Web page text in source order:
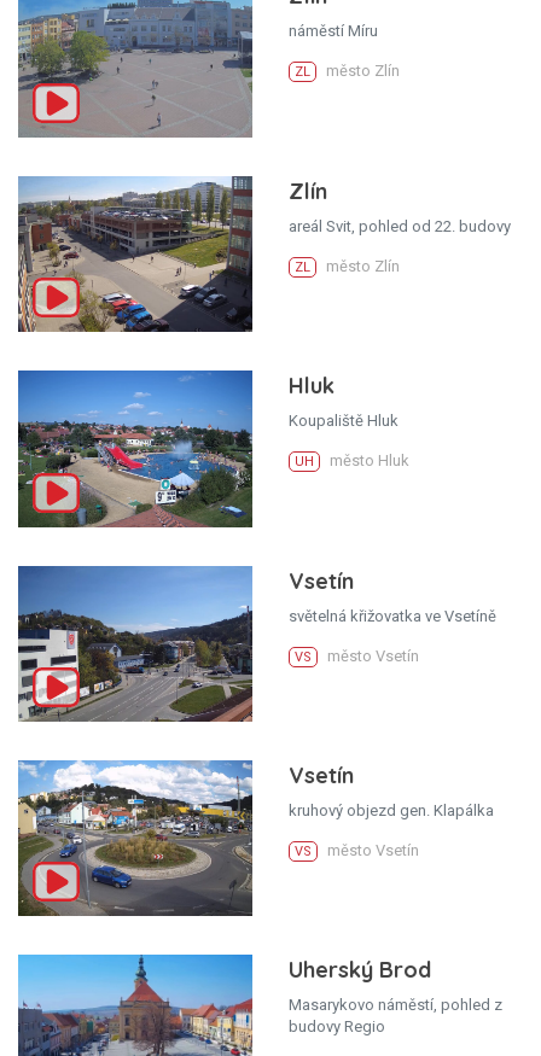
náměstí Míru
ZL město Zlín
Zlín
areál Svit, pohled od 22. budovy
ZL město Zlín
Hluk
Koupaliště Hluk
UH město Hluk
Vsetín
světelná křižovatka ve Vsetíně
VS město Vsetín
Vsetín
kruhový objezd gen. Klapálka
VS město Vsetín
Uherský Brod
Masarykovo náměstí, pohled z
budovy Regio